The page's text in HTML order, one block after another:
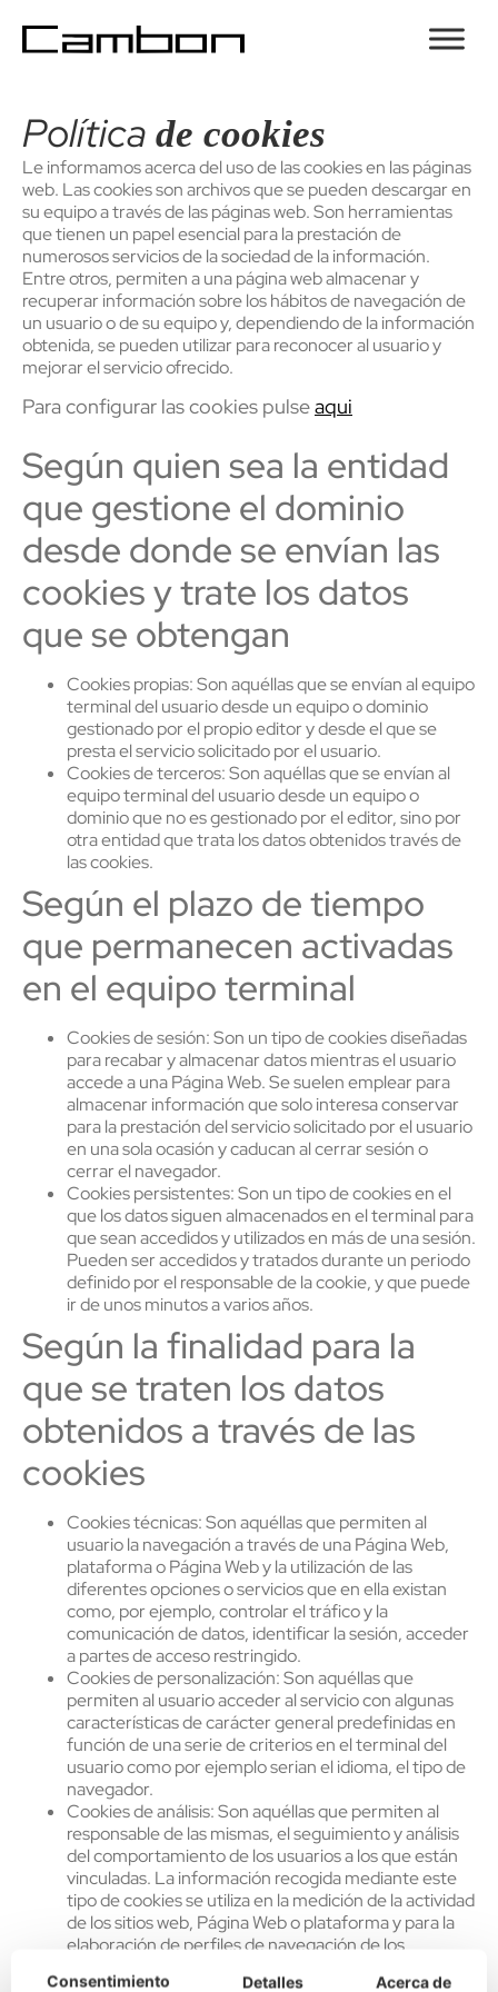
Política de cookies
Le informamos acerca del uso de las cookies en las páginas
web. Las cookies son archivos que se pueden descargar en
su equipo a través de las páginas web. Son herramientas
que tienen un papel esencial para la prestación de
numerosos servicios de la sociedad de la información.
Entre otros, permiten a una página web almacenar y
recuperar información sobre los hábitos de navegación de
un usuario o de su equipo y, dependiendo de la información
obtenida, se pueden utilizar para reconocer al usuario y
mejorar el servicio ofrecido.
Para configurar las cookies pulseaqui
Según quien sea la entidad
que gestione el dominio
desde donde se envían las
cookies y trate los datos
que se obtengan
Cookies propias: Son aquéllas que se envían al equipo
terminal del usuario desde un equipo o dominio
gestionado por el propio editor y desde el que se
presta el servicio solicitado por el usuario.
Cookies de terceros: Son aquéllas que se envían al
equipo terminal del usuario desde un equipo o
dominio que no es gestionado por el editor, sino por
otra entidad que trata los datos obtenidos través de
las cookies.
Según el plazo de tiempo
que permanecen activadas
en el equipo terminal
Cookies de sesión: Son un tipo de cookies diseñadas
para recabar y almacenar datos mientras el usuario
accede a una Página Web. Se suelen emplear para
almacenar información que solo interesa conservar
para la prestación del servicio solicitado por el usuario
en una sola ocasión y caducan al cerrar sesión o
cerrar el navegador.
Cookies persistentes: Son un tipo de cookies en el
que los datos siguen almacenados en el terminal para
que sean accedidos y utilizados en más de una sesión.
Pueden ser accedidos y tratados durante un periodo
definido por el responsable de la cookie, y que puede
ir de unos minutos a varios años.
Según la finalidad para la
que se traten los datos
obtenidos a través de las
cookies
Cookies técnicas: Son aquéllas que permiten al
usuario la navegación a través de una Página Web,
plataforma o Página Web y la utilización de las
diferentes opciones o servicios que en ella existan
como, por ejemplo, controlar el tráfico y la
comunicación de datos, identificar la sesión, acceder
a partes de acceso restringido.
Cookies de personalización: Son aquéllas que
permiten al usuario acceder al servicio con algunas
características de carácter general predefinidas en
función de una serie de criterios en el terminal del
usuario como por ejemplo serian el idioma, el tipo de
navegador.
Cookies de análisis: Son aquéllas que permiten al
responsable de las mismas, el seguimiento y análisis
del comportamiento de los usuarios a los que están
vinculadas. La información recogida mediante este
tipo de cookies se utiliza en la medición de la actividad
de los sitios web, Página Web o plataforma y para la
elaboración de perfiles de navegación de los
Consentimiento Detalles Acerca de